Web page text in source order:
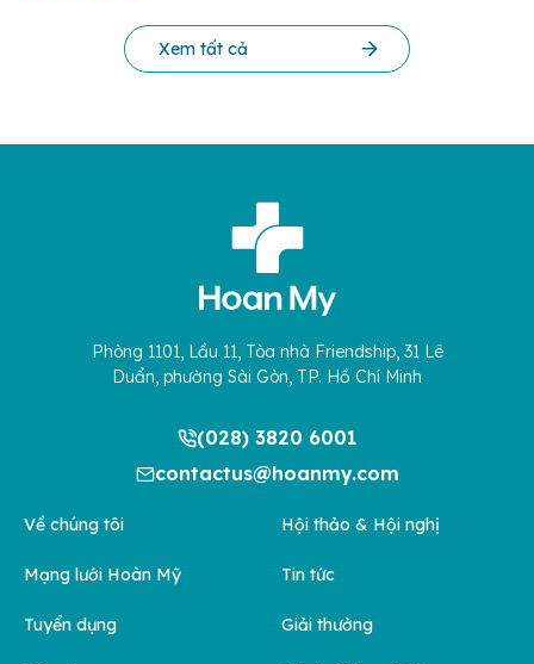
Xem tất cả
Phòng 1101, Lầu 11, Tòa nhà Friendship, 31 Lê
Duẩn, phường Sài Gòn, TP. Hồ Chí Minh
(028) 3820 6001
contactus@hoanmy.com
Về chúng tôi
Mạng lưới Hoàn Mỹ
Tuyển dụng
Hội thảo & Hội nghị
Tin tức
Giải thưởng